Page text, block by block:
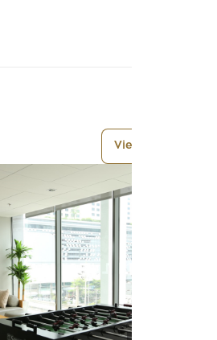
View More